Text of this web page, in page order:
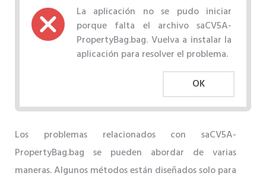
La aplicación no se pudo iniciar
porque falta el archivo saCV5A-
PropertyBag.bag. Vuelva a instalar la
aplicación para resolver el problema.
OK
Los problemas relacionados con saCV5A-
PropertyBag.bag se pueden abordar de varias
maneras. Algunos métodos están diseñados solo para